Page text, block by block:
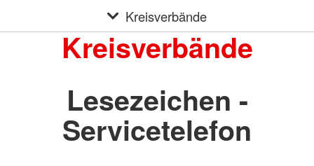
Kreisverbände
Kreisverbände
Lesezeichen -
Servicetelefon